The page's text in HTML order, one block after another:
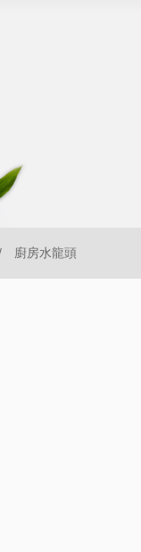
廚房水龍頭